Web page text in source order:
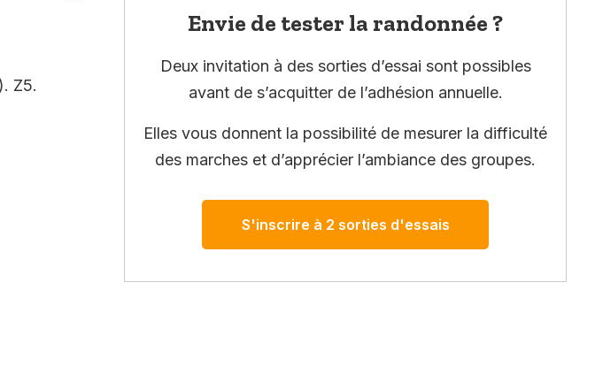
Z5.
Envie de tester la randonnée ?
Deux invitation à des sorties d’essai sont possibles
avant de s’acquitter de l’adhésion annuelle.
Elles vous donnent la possibilité de mesurer la difficulté
des marches et d’apprécier l’ambiance des groupes.
S'inscrire à 2 sorties d'essais